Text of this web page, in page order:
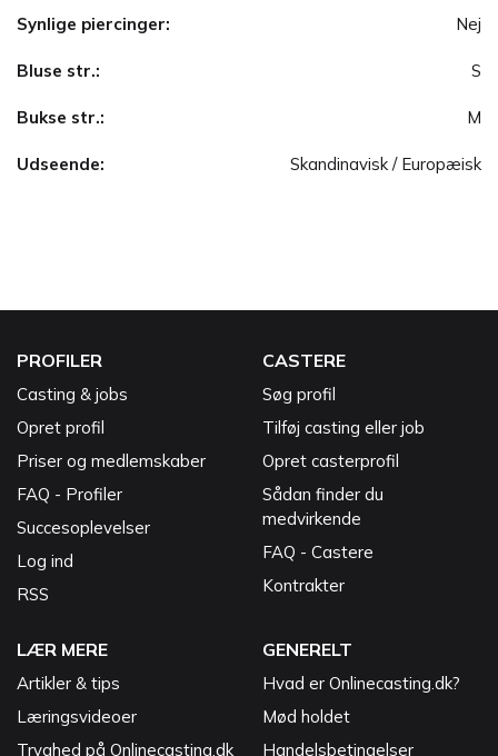
Synlige piercinger: Nej
Bluse str.: S
Bukse str.: M
Udseende: Skandinavisk / Europæisk
PROFILER
Casting & jobs
Opret profil
Priser og medlemskaber
FAQ - Profiler
Succesoplevelser
Log ind
RSS
CASTERE
Søg profil
Tilføj casting eller job
Opret casterprofil
Sådan finder du
medvirkende
FAQ - Castere
Kontrakter
LÆR MERE
Artikler & tips
Læringsvideoer
Tryghed på Onlinecasting.dk
GENERELT
Hvad er Onlinecasting.dk?
Mød holdet
Handelsbetingelser